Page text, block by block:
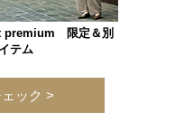
premium 限定＆別
テム
ック >